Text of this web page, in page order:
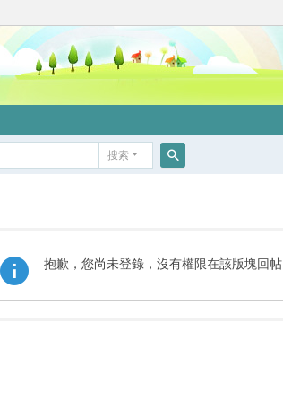
搜索
抱歉，您尚未登錄，沒有權限在該版塊回帖